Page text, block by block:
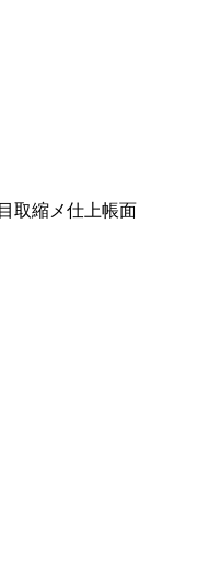
取縮メ仕上帳面